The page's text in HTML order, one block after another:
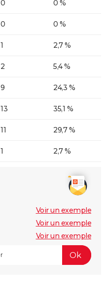
0 0 %
0 0 %
1 2,7 %
2 5,4 %
9 24,3 %
13 35,1 %
11 29,7 %
1 2,7 %
Voir un exemple
Voir un exemple
Voir un exemple